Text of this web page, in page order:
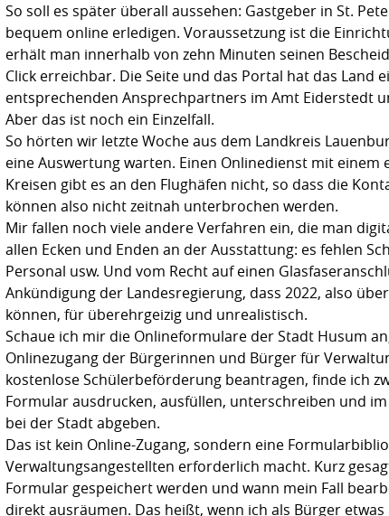
So soll es später überall aussehen: Gastgeber in St.
bequem online erledigen. Voraussetzung ist die
erhält man innerhalb von zehn Minuten seinen
Click erreichbar. Die Seite und das Portal hat das
entsprechenden Ansprechpartners im Amt Eiderstedt
Aber das ist noch ein Einzelfall.
So hörten wir letzte Woche aus dem Landkreis
eine Auswertung warten. Einen Onlinedienst mit
Kreisen gibt es an den Flughäfen nicht, so dass die
können also nicht zeitnah unterbrochen werden.
Mir fallen noch viele andere Verfahren ein, die man
allen Ecken und Enden an der Ausstattung: es fehlen
Personal usw. Und vom Recht auf einen
Ankündigung der Landesregierung, dass 2022, also
können, für überehrgeizig und unrealistisch.
Schaue ich mir die Onlineformulare der Stadt Husum
Onlinezugang der Bürgerinnen und Bürger für
kostenlose Schülerbeförderung beantragen, finde ich
Formular ausdrucken, ausfüllen, unterschreiben und
bei der Stadt abgeben.
Das ist kein Online-Zugang, sondern eine
Verwaltungsangestellten erforderlich macht. Kurz
Formular gespeichert werden und wann mein Fall
direkt ausräumen. Das heißt, wenn ich als Bürger